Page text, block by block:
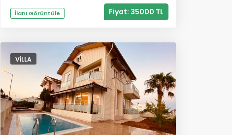
İlanı Görüntüle Fiyat: 35000 TL
VILLA